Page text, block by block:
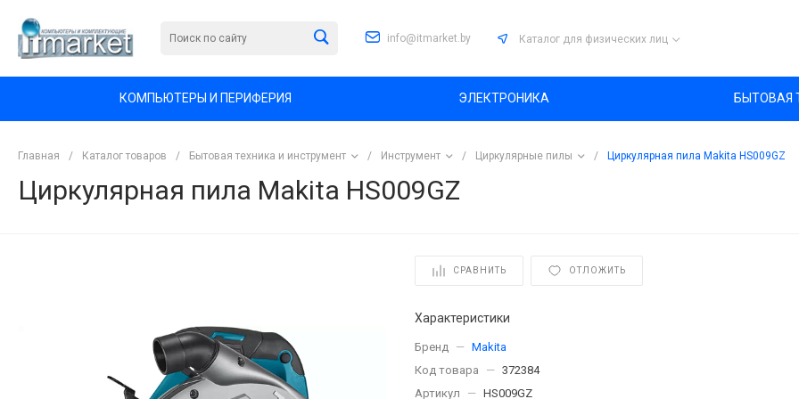
info@itmarket.by Каталог для физических лиц
КОМПЬЮТЕРЫ И ПЕРИФЕРИЯ ЭЛЕКТРОНИКА БЫТОВАЯ
Главная / Каталог товаров / Бытовая техника и инструмент / Инструмент / Циркулярные пилы / Циркулярная пила Makita HS009GZ
Циркулярная пила Makita HS009GZ
СРАВНИТЬ ОТЛОЖИТЬ
Характеристики
Бренд — Makita
Код товара
— 372384
Артикул
— HS009GZ